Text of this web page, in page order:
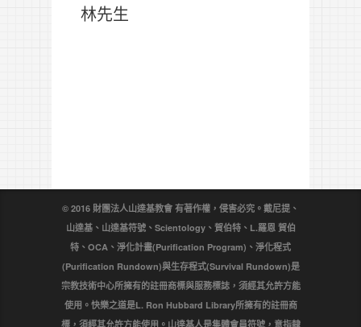
林先生
© 2016 財團法人山達基教會 有著作權，侵害必究。戴尼提、
山達基、山達基符號、Scientology、賀伯特、L.羅恩 賀伯
特、OCA、淨化計畫(Purification Program)、淨化程式
(Purification Rundown)與生存程式(Survival Rundown)是
宗教技術中心所擁有的註冊商標與服務標誌，須經其允許方能
使用。快樂之道是L. Ron Hubbard Library所擁有的註冊商
標，須經其允許方能使用。山達基人是集體會員符號，意指隸